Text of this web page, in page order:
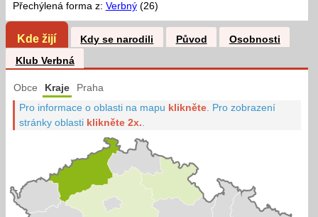
Přechýlená forma z: Verbný(26)
Kde žijí Kdy se narodili Původ
Osobnosti
Klub Verbná
Obce Kraje Praha
Pro informace o oblasti na mapu klikněte Pro zobrazení
stránky oblasti klikněte 2x.